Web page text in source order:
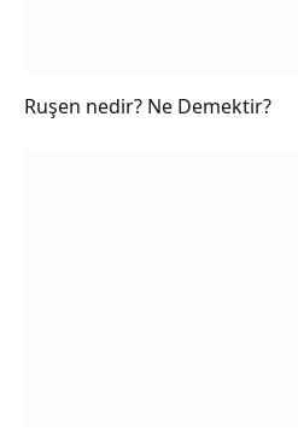
Ruşen nedir? Ne Demektir?